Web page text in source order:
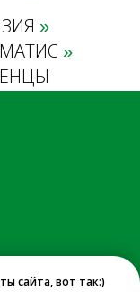
»
»
сайта, вот так:)